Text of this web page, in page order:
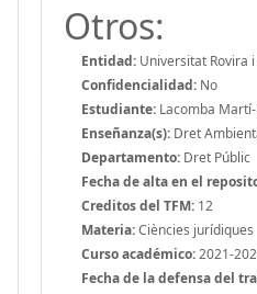
Otros:
Entidad: Universitat Rovira i
Confidencialidad: No
Estudiante: Lacomba
Enseñanza(s): Dret
Departamento: Dret Públic
Fecha de alta en el
Creditos del TFM: 12
Materia:Ciències jurídiques
Curso académico:2021-
Fecha de la defensa del